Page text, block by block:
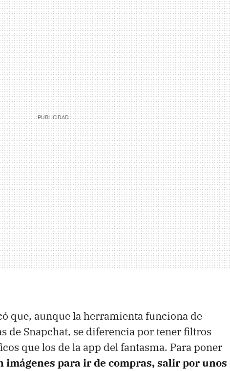
que, aunque la herramienta funciona de
de Snapchat, se diferencia por tener filtros
que los de la app del fantasma. Para poner
imágenes para ir de compras, salir por unos